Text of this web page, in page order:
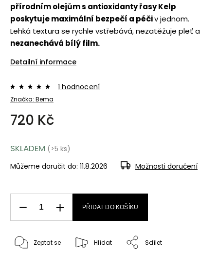
přírodním olejům s antioxidanty řasy Kelp
poskytuje maximální bezpečí a péčiv jednom.
Lehká textura se rychle vstřebává, nezatěžuje pleť a
nezanechává bílý film.
Detailní informace
Značka: Bema
1 hodnocení
720 Kč
SKLADEM (>5 ks)
Můžeme doručit do: 11.8.2026 Možnosti doručení
PŘIDAT DO KOŠÍKU
Zeptat se Hlídat Sdílet